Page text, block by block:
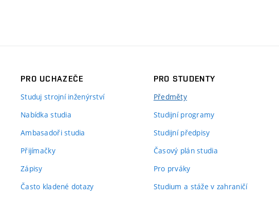
PRO UCHAZEČE
Studuj strojní inženýrství
Nabídka studia
Ambasadoři studia
Přijímačky
Zápisy
Často kladené dotazy
PRO STUDENTY
Předměty
Studijní programy
Studijní předpisy
Časový plán studia
Pro prváky
Studium a stáže v zahraničí